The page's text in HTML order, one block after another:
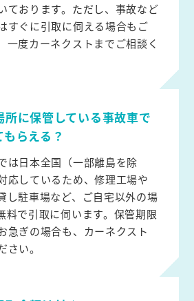
ております。ただし、事故など
すぐに引取に伺える場合もご
一度カーネクストまでご相談く
所に保管している事故車で
らえる？
は日本全国（一部離島を除
応しているため、修理工場や
し駐車場など、ご自宅以外の場
料で引取に伺います。保管期限
急ぎの場合も、カーネクスト
さい。